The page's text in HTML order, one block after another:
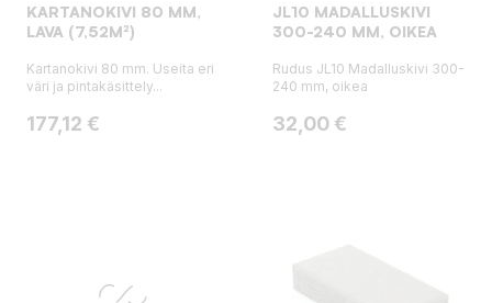
KARTANOKIVI 80 MM,
LAVA (7,52M²)
Kartanokivi 80 mm. Useita eri
väri ja pintakäsittely...
Hinta
177,12 €
JL10 MADALLUSKIVI
300-240 MM, OIKEA
Rudus JL10 Madalluskivi 300-
240 mm, oikea
Hinta
32,00 €